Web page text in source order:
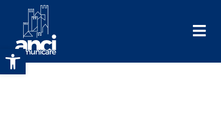
Apri la barra degli strumenti
contenuto